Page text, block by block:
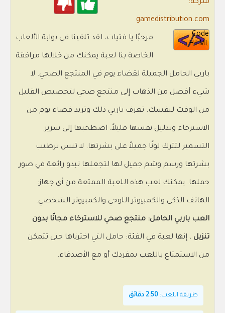
شركة:
gamedistribution.com
Code
HTML
مرحبًا يا فتيات، لقد تلقينا في بوابة الألعاب
الخاصة بنا لعبة يمكنك من خلالها مرافقة
باربي الحامل الجميلة لقضاء يوم في المنتجع الصحي. لا
شيء أفضل من الذهاب إلى منتجع صحي لتخصيص القليل
من الوقت لنفسك. تعرف باربي ذلك وتريد قضاء يوم من
الاسترخاء وتدليل نفسها قليلاً. اصطحبها إلى سرير
التسمير لتترك لونًا جميلاً على بشرتها. لا تنس ترطيب
بشرتها ورسم وشم جميل لها لتجعلها تبدو رائعة في صور
حملها. يمكنك لعب هذه اللعبة الممتعة من أي جهاز:
الهاتف الذكي والكمبيوتر اللوحي والكمبيوتر الشخصي.
العب باربي الحامل: منتجع صحي للاسترخاء مجانًا بدون
تنزيل ، إنها لعبة في الفئة: حامل التي اخترناها حتى تتمكن
من الاستمتاع باللعب بمفردك أو مع الأصدقاء.
طريقة اللعب: 2:50 دقائق